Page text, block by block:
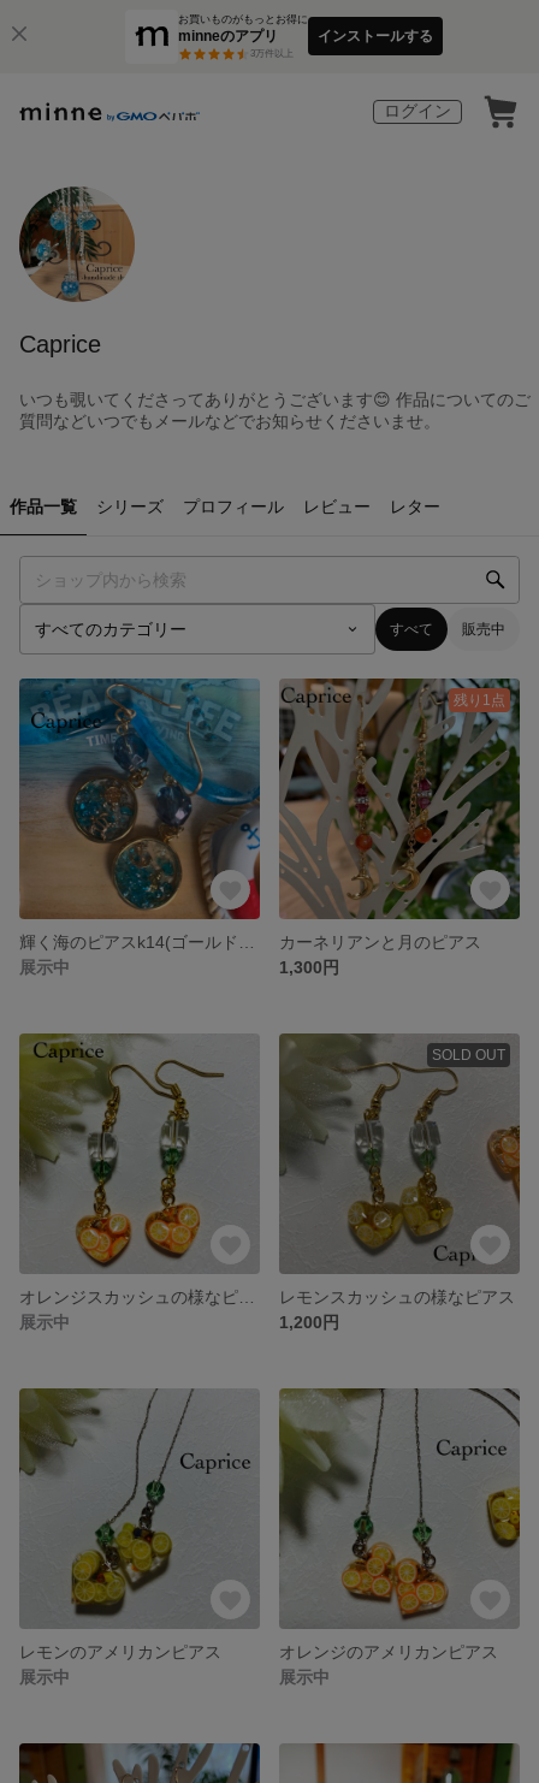
お買いものがもっとお得に
minneのアプリ
3万件以上
インストールする
ログイン
Caprice
いつも覗いてくださってありがとうございます😊 作品についてのご
質問などいつでもメールなどでお知らせくださいませ。
作品一覧 シリーズ プロフィール レビュー レター
すべて 販売中
展示中
残り1点
カーネリアンと月のピアス
1,300円
展示中
SOLD OUT
レモンスカッシュの様なピアス
1,200円
レモンのアメリカンピアス
展示中
オレンジのアメリカンピアス
展示中